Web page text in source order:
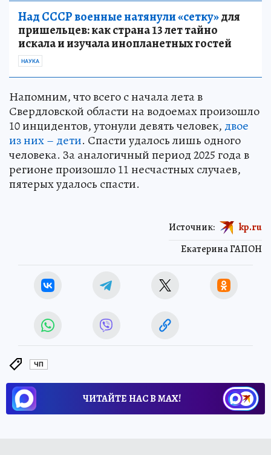
Над СССР военные натянули «сетку»для
пришельцев: как страна 13 лет тайно
искала и изучала инопланетных гостей
НАУКА
Напомним, что всего с начала лета в
Свердловской области на водоемах произошло
10 инцидентов, утонули девять человек, двое
из них – дети. Спасти удалось лишь одного
человека. За аналогичный период 2025 года в
регионе произошло 11 несчастных случаев,
пятерых удалось спасти.
Екатерина ГАПОН
Источник: kp.ru
ЧП
ЧИТАЙТЕ НАС В МАХ!